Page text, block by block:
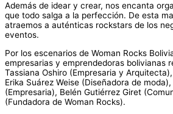
Además de idear y crear, nos encanta
que todo salga a la perfección. De esta
atraemos a auténticas rockstars de los
eventos.
Por los escenarios de Woman Rocks
empresarias y emprendedoras bolivianas
Tassiana Oshiro (Empresaria y
Erika Suárez Weise (Diseñadora de
(Empresaria), Belén Gutiérrez Giret
(Fundadora de Woman Rocks).